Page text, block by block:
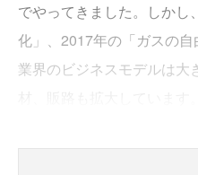
でやってきました。しかし
化」、2017年の「ガスの
業界のビジネスモデルは大